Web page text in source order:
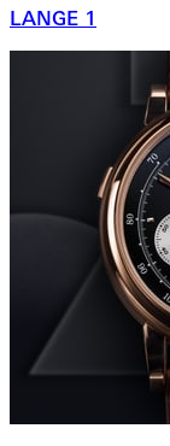
LANGE 1